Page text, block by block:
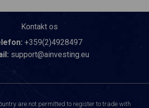
Kontakt os
+359(2)4928497
support@ainvesting.eu
are not permitted to register to trade with